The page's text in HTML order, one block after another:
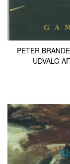
PETER
UDVALG